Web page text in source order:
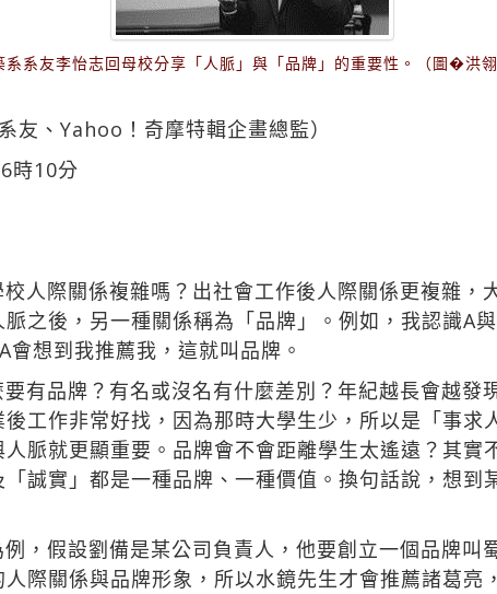
系系友李怡志回母校分享「人脈」與「品牌」的重要性。（圖�洪
友、Yahoo！奇摩特輯企畫總監）
時10分
校人際關係複雜嗎？出社會工作後人際關係更複雜
之後，另一種關係稱為「品牌」。例如，我認識A
想到我推薦我，這就叫品牌。
有品牌？有名或沒名有什麼差別？年紀越長會越發
工作非常好找，因為那時大學生少，所以是「事求
脈就更顯重要。品牌會不會距離學生太遙遠？其實
誠實」都是一種品牌、一種價值。換句話說，想到
，假設劉備是某公司負責人，他要創立一個品牌叫
際關係與品牌形象，所以水鏡先生才會推薦諸葛亮